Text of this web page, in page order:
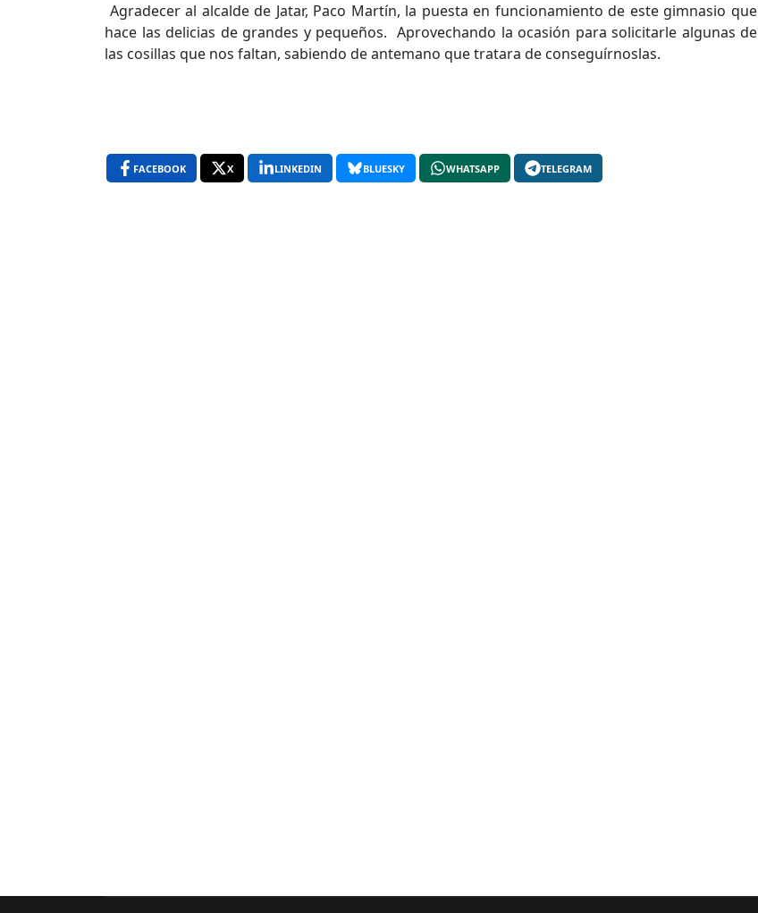
Agradecer al alcalde de Jatar, Paco Martín, la puesta en funcionamiento de este gimnasio que
hace las delicias de grandes y pequeños. Aprovechando la ocasión para solicitarle algunas de
las cosillas que nos faltan, sabiendo de antemano que tratara de conseguírnoslas.
FACEBOOK X LINKEDIN BLUESKY WHATSAPP TELEGRAM